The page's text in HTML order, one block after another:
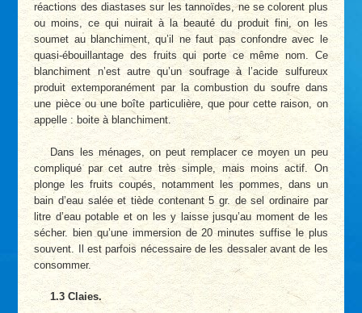
réactions des diastases sur les tannoïdes, ne se colorent plus
ou moins, ce qui nuirait à la beauté du produit fini, on les
soumet au blanchiment, qu’il ne faut pas confondre avec le
quasi-ébouillantage des fruits qui porte ce même nom. Ce
blanchiment n’est autre qu’un soufrage à l’acide sulfureux
produit extemporanément par la combustion du soufre dans
une pièce ou une boîte particulière, que pour cette raison, on
appelle : boite à blanchiment.
Dans les ménages, on peut remplacer ce moyen un peu
compliqué par cet autre très simple, mais moins actif. On
plonge les fruits coupés, notamment les pommes, dans un
bain d’eau salée et tiède contenant 5 gr. de sel ordinaire par
litre d’eau potable et on les y laisse jusqu’au moment de les
sécher. bien qu’une immersion de 20 minutes suffise le plus
souvent. Il est parfois nécessaire de les dessaler avant de les
consommer.
1.3 Claies.